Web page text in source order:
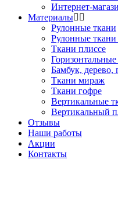
Интернет-
Материалы
Рулонные ткани
Рулонные ткани
Ткани плиссе
Бамбук, дерево,
Ткани мираж
Ткани гофре
Вертикальные
Вертикальный
Отзывы
Наши работы
Акции
Контакты